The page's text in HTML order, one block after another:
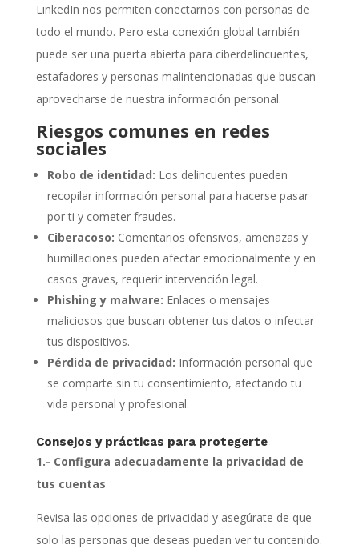
LinkedIn nos permiten conectarnos con personas de
todo el mundo. Pero esta conexión global también
puede ser una puerta abierta para ciberdelincuentes,
estafadores y personas malintencionadas que buscan
aprovecharse de nuestra información personal.
Riesgos comunes en redes
sociales
Robo de identidad: Los delincuentes pueden
recopilar información personal para hacerse pasar
por ti y cometer fraudes.
Ciberacoso: Comentarios ofensivos, amenazas y
humillaciones pueden afectar emocionalmente y en
casos graves, requerir intervención legal.
Phishing y malware: Enlaces o mensajes
maliciosos que buscan obtener tus datos o infectar
tus dispositivos.
Pérdida de privacidad: Información personal que
se comparte sin tu consentimiento, afectando tu
vida personal y profesional.
Consejos y prácticas para protegerte
1.- Configura adecuadamente la privacidad de
tus cuentas
Revisa las opciones de privacidad y asegúrate de que
solo las personas que deseas puedan ver tu contenido.